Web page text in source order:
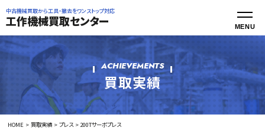
中古機械買取から工具・撤去をワンストップ対応
工作機械買取センター
ACHIEVEMENTS
買取実績
HOME 買取実績 プレス 200Tサーボプレス